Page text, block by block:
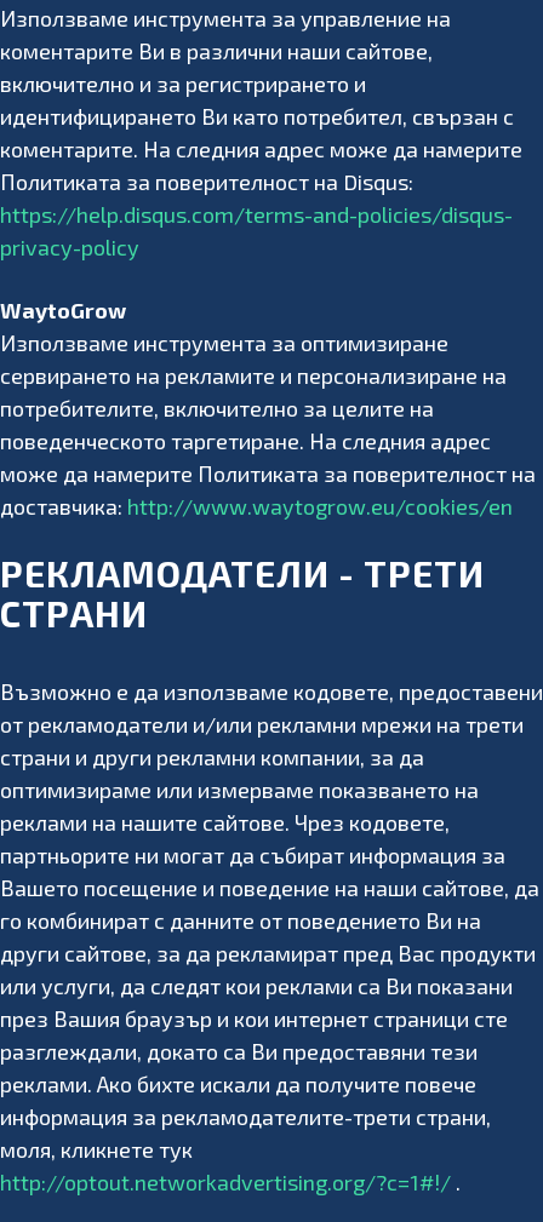
Използваме инструмента за управление на
коментарите Ви в различни наши сайтове,
включително и за регистрирането и
идентифицирането Ви като потребител, свързан с
коментарите. На следния адрес може да намерите
Политиката за поверителност на Disqus:
https://help.disqus.com/terms-and-policies/disqus-
privacy-policy
WaytoGrow
Използваме инструмента за оптимизиране
сервирането на рекламите и персонализиране на
потребителите, включително за целите на
поведенческото таргетиране. На следния адрес
може да намерите Политиката за поверителност на
доставчика: http://www.waytogrow.eu/cookies/en
РЕКЛАМОДАТЕЛИ - ТРЕТИ
СТРАНИ
Възможно е да използваме кодовете, предоставени
от рекламодатели и/или рекламни мрежи на трети
страни и други рекламни компании, за да
оптимизираме или измерваме показването на
реклами на нашите сайтове. Чрез кодовете,
партньорите ни могат да събират информация за
Вашето посещение и поведение на наши сайтове, да
го комбинират с данните от поведението Ви на
други сайтове, за да рекламират пред Вас продукти
или услуги, да следят кои реклами са Ви показани
през Вашия браузър и кои интернет страници сте
разглеждали, докато са Ви предоставяни тези
реклами. Ако бихте искали да получите повече
информация за рекламодателите-трети страни,
моля, кликнете тук
http://optout.networkadvertising.org/?c=1#!/ .